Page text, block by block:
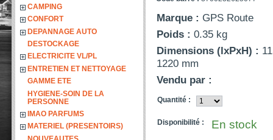
CAMPING
CONFORT
DEPANNAGE AUTO
DESTOCKAGE
ELECTRICITE VL/PL
ENTRETIEN ET NETTOYAGE
GAMME ETE
HYGIENE-SOIN DE LA
PERSONNE
IMAO PARFUMS
MATERIEL (PRESENTOIRS)
Marque : GPS Route
Poids :0.35 kg
Dimensions (lxPxH) :
1220 mm
Vendu par :
Quantité :
Disponibilité : En stock